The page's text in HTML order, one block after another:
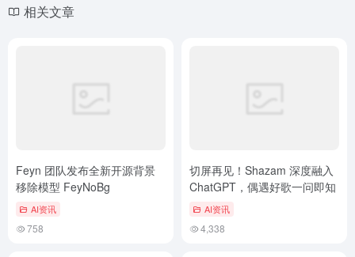
相关文章
Feyn 团队发布全新开源背景
移除模型 FeyNoBg
AI资讯
758
切屏再见！Shazam 深度融入
ChatGPT，偶遇好歌一问即知
AI资讯
4,338